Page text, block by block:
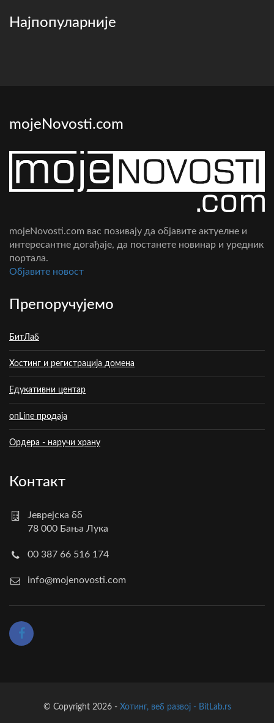
Најпопуларније
mojeNovosti.com
mojeNovosti.com вас позивају да објавите актуелне и
интересантне догађаје, да постанете новинар и уредник
портала.
Oбјавите новост
Препоручујемо
БитЛаб
Хостинг и регистрација домена
Едукативни центар
onLine продаја
Ордера - наручи храну
Контакт
Јеврејска бб
78 000 Бања Лука
00 387 66 516 174
info@mojenovosti.com
© Copyright 2026 - Хотинг, веб развој - BitLab.rs